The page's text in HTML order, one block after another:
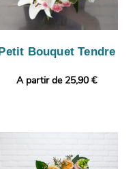
Bouquet Tendre
A partir de 25,90 €